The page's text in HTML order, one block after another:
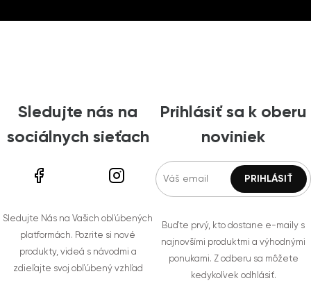
Sledujte nás na
sociálnych sieťach
Sledujte Nás na Vašich obľúbených
platformách. Pozrite si nové
produkty, videá s návodmi a
zdieľajte svoj obľúbený vzhľad
Prihlásiť sa k oberu
noviniek
Buďte prvý, kto dostane e-maily s
najnovšími produktmi a výhodnými
ponukami. Z odberu sa môžete
kedykoľvek odhlásiť.